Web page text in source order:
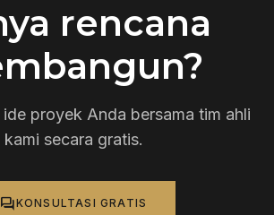
rencana
ide proyek Anda bersama tim ahli
kami secara gratis.
forumKONSULTASI GRATIS